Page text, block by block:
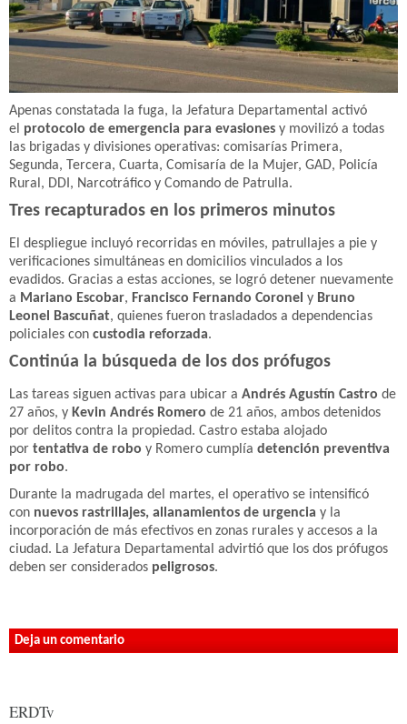
Apenas constatada la fuga, la Jefatura Departamental activó
el protocolo de emergencia para evasiones y movilizó a todas
las brigadas y divisiones operativas: comisarías Primera,
Segunda, Tercera, Cuarta, Comisaría de la Mujer, GAD, Policía
Rural, DDI, Narcotráfico y Comando de Patrulla.
Tres recapturados en los primeros minutos
El despliegue incluyó recorridas en móviles, patrullajes a pie y
verificaciones simultáneas en domicilios vinculados a los
evadidos. Gracias a estas acciones, se logró detener nuevamente
a Mariano Escobar, Francisco Fernando Coronel y Bruno
Leonel Bascuñat, quienes fueron trasladados a dependencias
policiales con custodia reforzada.
Continúa la búsqueda de los dos prófugos
Las tareas siguen activas para ubicar a Andrés Agustín Castro de
27 años, y Kevin Andrés Romero de 21 años, ambos detenidos
por delitos contra la propiedad. Castro estaba alojado
por tentativa de robo y Romero cumplía detención preventiva
por robo.
Durante la madrugada del martes, el operativo se intensificó
con nuevos rastrillajes, allanamientos de urgencia y la
incorporación de más efectivos en zonas rurales y accesos a la
ciudad. La Jefatura Departamental advirtió que los dos prófugos
deben ser considerados peligrosos.
Deja un comentario
ERDTv